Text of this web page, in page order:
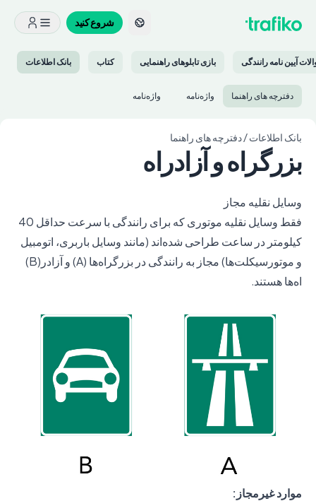
شروع کنید
آیین نامه رانندگی بازی تابلوهای راهنمایی کتاب بانک اطلاعات
دفترچه های راهنما واژه‌نامه‌ واژه‌نامه‌
بانک اطلاعات/دفترچه های راهنما
بزرگراه و آزادراه
وسایل نقلیه مجاز
فقط وسایل نقلیه موتوری که برای رانندگی با سرعت حداقل 40
کیلومتر در ساعت طراحی شده‌اند (مانند وسایل باربری، اتومبیل
و موتورسیکلت‌ها) مجاز به رانندگی در بزرگراه‌ها (A) و آزادر(B)
اه‌ها هستند.
موارد غیرمجاز: